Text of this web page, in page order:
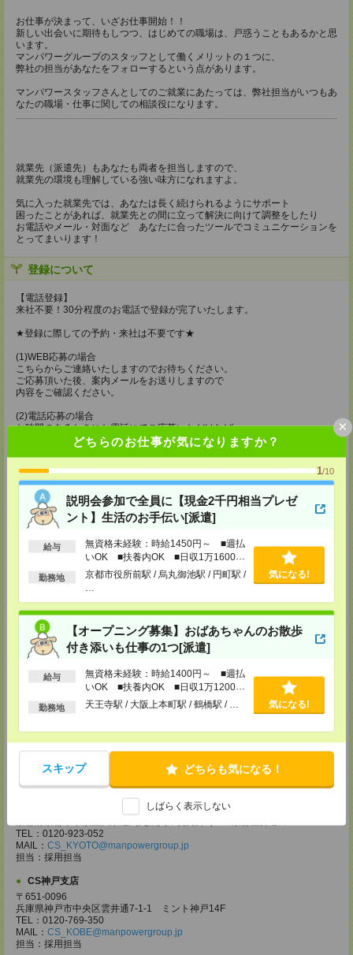
どちらのお仕事が気になりますか？
1/10
説明会参加で全員に【現金2千円相当プレゼ
ント】生活のお手伝い[派遣]
給与
無資格未経験：時給1450円～ ■週払
いOK ■扶養内OK ■日収1万1600円
以上
勤務地
京都市役所前駅 / 烏丸御池駅 / 円町駅 /
気になる!
【オープニング募集】おばあちゃんのお散歩
付き添いも仕事の1つ[派遣]
給与
無資格未経験：時給1400円～ ■週払
いOK ■扶養内OK ■日収1万1200円
以上
勤務地 天王寺駅 / 大阪上本町駅 / 鶴橋駅 / … 気になる!
スキップ どちらも気になる！
しばらく表示しない
×
お仕事が決まって、いざお仕事開始！！
新しい出会いに期待もしつつ、はじめての職場は、戸惑うこともあるかと思
います。
マンパワーグループのスタッフとして働くメリットの１つに、
弊社の担当があなたをフォローするという点があります。
マンパワースタッフさんとしてのご就業にあたっては、弊社担当がいつもあ
なたの職場・仕事に関しての相談役になります。
就業先（派遣先）もあなたも両者を担当しますので、
就業先の環境も理解している強い味方になれますよ。
気に入った就業先では、あなたは長く続けられるようにサポート
困ったことがあれば、就業先との間に立って解決に向けて調整をしたり
お電話やメール・対面など あなたに合ったツールでコミュニケーションを
とってまいります！
登録について
【電話登録】
来社不要！30分程度のお電話で登録が完了いたします。
★登録に際しての予約・来社は不要です★
(1)WEB応募の場合
こちらからご連絡いたしますのでお待ちください。
ご応募頂いた後、案内メールをお送りしますので
内容をご確認ください。
(2)電話応募の場合
お時間のあるときにお電話にてご応募いただければ
その場で登録も可能です。
【電話登録】
弊社HPよりマイページ作成をお願いします
電話での登録の際に、マイページ作成をいただいた旨をお伝えください。
【電話登録】30分程度
・経験やご希望などをインタビュー
・お仕事のご紹介など
登録場所
CS大阪支店
大阪府大阪市北区堂島2-2-2 近鉄堂島ビル11ＦMAP
TEL：0120-923-052
MAIL：CS_OSAKA@manpowergroup.jp
担当：採用担当
CS難波支店
大阪市中央区難波 2-2-3 御堂筋グランドビル 3F
担当：採用担当
TEL：0120-923-052
MAIL： CS_KYOTO@manpowergroup.jp
担当：採用担当
CS神戸支店
〒651-0096
兵庫県神戸市中央区雲井通7-1-1 ミント神戸14F
TEL：0120-769-350
MAIL： CS_KOBE@manpowergroup.jp
担当：採用担当